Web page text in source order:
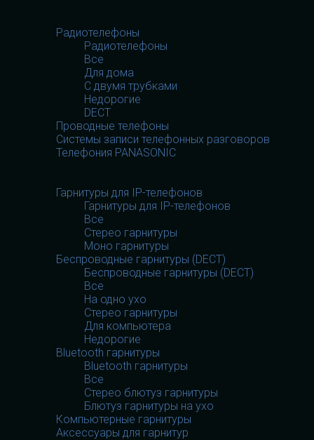
Радиотелефоны
Радиотелефоны
Все
Для дома
С двумя трубками
Недорогие
DECT
Проводные телефоны
Системы записи телефонных разговоров
Телефония PANASONIC
Гарнитуры для IP-телефонов
Гарнитуры для IP-телефонов
Все
Стерео гарнитуры
Моно гарнитуры
Беспроводные гарнитуры (DECT)
Беспроводные гарнитуры (DECT)
Все
На одно ухо
Стерео гарнитуры
Для компьютера
Недорогие
Bluetooth гарнитуры
Bluetooth гарнитуры
Все
Стерео блютуз гарнитуры
Блютуз гарнитуры на ухо
Компьютерные гарнитуры
Аксессуары для гарнитур